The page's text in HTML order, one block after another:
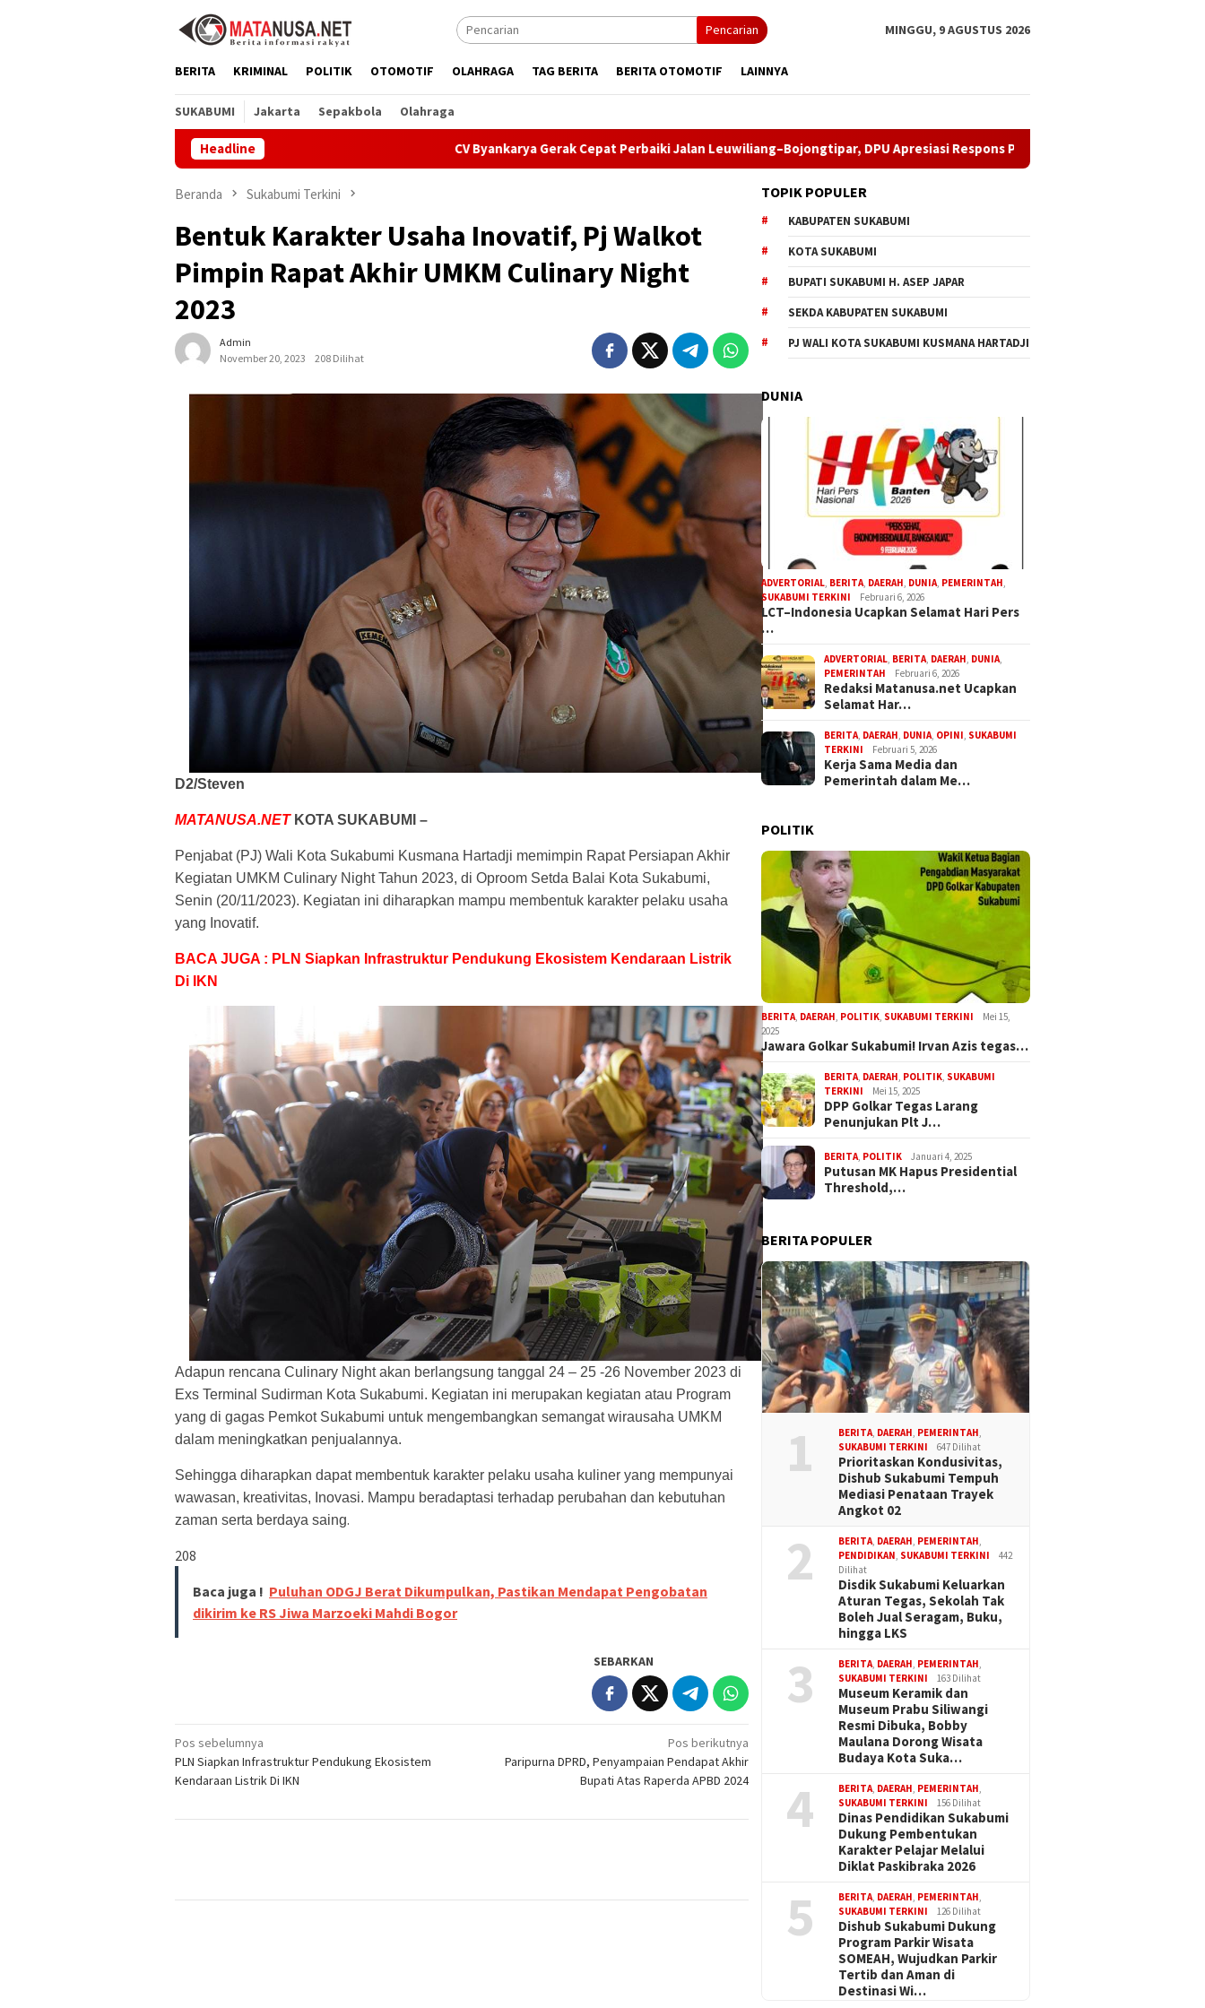
Pencarian MINGGU, 9 AGUSTUS 2026
BERITA KRIMINAL POLITIK OTOMOTIF OLAHRAGA TAG BERITA BERITA OTOMOTIF LAINNYA
SUKABUMI Jakarta Sepakbola Olahraga
Headline CV Byankarya Gerak Cepat Perbaiki Jalan Leuwiliang–Bojongtipar, DPU Apresiasi Respons Penyedia
Beranda Sukabumi Terkini
Bentuk Karakter Usaha Inovatif, Pj Walkot
Pimpin Rapat Akhir UMKM Culinary Night
2023
Admin
November 20, 2023
208 Dilihat
D2/Steven
MATANUSA.NETKOTA SUKABUMI –
Penjabat (PJ) Wali Kota Sukabumi Kusmana Hartadji memimpin Rapat Persiapan Akhir
Kegiatan UMKM Culinary Night Tahun 2023, di Oproom Setda Balai Kota Sukabumi,
Senin (20/11/2023). Kegiatan ini diharapkan mampu membentuk karakter pelaku usaha
yang Inovatif.
BACA JUGA : PLN Siapkan Infrastruktur Pendukung Ekosistem Kendaraan Listrik
Di IKN
Adapun rencana Culinary Night akan berlangsung tanggal 24 – 25 -26 November 2023 di
Exs Terminal Sudirman Kota Sukabumi. Kegiatan ini merupakan kegiatan atau Program
yang di gagas Pemkot Sukabumi untuk mengembangkan semangat wirausaha UMKM
dalam meningkatkan penjualannya.
Sehingga diharapkan dapat membentuk karakter pelaku usaha kuliner yang mempunyai
wawasan, kreativitas, Inovasi. Mampu beradaptasi terhadap perubahan dan kebutuhan
zaman serta berdaya saing.
208
Baca juga ! Puluhan ODGJ Berat Dikumpulkan, Pastikan Mendapat Pengobatan
dikirim ke RS Jiwa Marzoeki Mahdi Bogor
SEBARKAN
Navigasi
pos
Pos sebelumnya
PLN Siapkan Infrastruktur Pendukung Ekosistem
Kendaraan Listrik Di IKN
Pos berikutnya
Paripurna DPRD, Penyampaian Pendapat Akhir
Bupati Atas Raperda APBD 2024
TOPIK POPULER
KABUPATEN SUKABUMI
KOTA SUKABUMI
BUPATI SUKABUMI H. ASEP JAPAR
SEKDA KABUPATEN SUKABUMI
PJ WALI KOTA SUKABUMI KUSMANA HARTADJI
DUNIA
ADVERTORIAL BERITA DAERAH DUNIA PEMERINTAH
SUKABUMI TERKINI
Februari 6, 2026
LCT–Indonesia Ucapkan Selamat Hari Pers
…
ADVERTORIAL BERITA DAERAH DUNIA
PEMERINTAH
Februari 6, 2026
Redaksi Matanusa.net Ucapkan
Selamat Har…
BERITA DAERAH DUNIA OPINI SUKABUMI
TERKINI
Februari 5, 2026
Kerja Sama Media dan
Pemerintah dalam Me…
POLITIK
BERITA DAERAH POLITIK SUKABUMI TERKINI
Mei 15,
2025
Jawara Golkar Sukabumi! Irvan Azis tegas…
BERITA DAERAH POLITIK SUKABUMI
TERKINI
Mei 15, 2025
DPP Golkar Tegas Larang
Penunjukan Plt J…
BERITA POLITIK Januari 4, 2025
Putusan MK Hapus Presidential
Threshold,…
BERITA POPULER
1 BERITA, DAERAH, PEMERINTAH,
SUKABUMI TERKINI
647 Dilihat
Prioritaskan Kondusivitas,
Dishub Sukabumi Tempuh
Mediasi Penataan Trayek
Angkot 02
2 BERITA, DAERAH, PEMERINTAH,
PENDIDIKAN, SUKABUMI TERKINI
442
Dilihat
Disdik Sukabumi Keluarkan
Aturan Tegas, Sekolah Tak
Boleh Jual Seragam, Buku,
hingga LKS
3 BERITA, DAERAH, PEMERINTAH,
SUKABUMI TERKINI
163 Dilihat
Museum Keramik dan
Museum Prabu Siliwangi
Resmi Dibuka, Bobby
Maulana Dorong Wisata
Budaya Kota Suka…
4 BERITA, DAERAH, PEMERINTAH,
SUKABUMI TERKINI
156 Dilihat
Dinas Pendidikan Sukabumi
Dukung Pembentukan
Karakter Pelajar Melalui
Diklat Paskibraka 2026
5 BERITA, DAERAH, PEMERINTAH,
SUKABUMI TERKINI
126 Dilihat
Dishub Sukabumi Dukung
Program Parkir Wisata
SOMEAH, Wujudkan Parkir
Tertib dan Aman di
Destinasi Wi…